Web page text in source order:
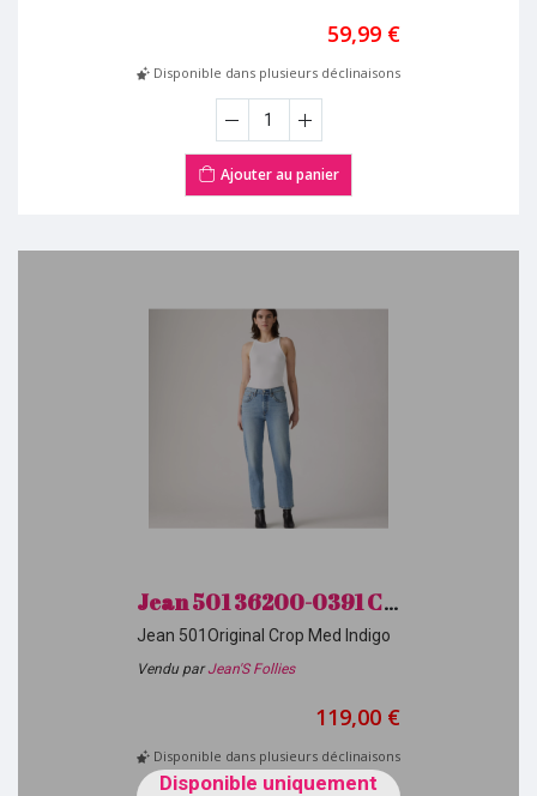
59,99 €
Disponible dans plusieurs déclinaisons
Ajouter au panier
Jean 501 36200-0391 Crop Med Indigo Levi's H26
Jean 501Original Crop Med Indigo
Vendu parJean'S Follies
119,00 €
Disponible dans plusieurs déclinaisons
Disponible uniquement